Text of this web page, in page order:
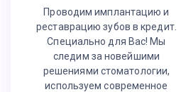
Проводим имплантацию и
реставрацию зубов в кредит.
Специально для Вас! Мы
следим за новейшими
решениями стоматологии,
используем современное